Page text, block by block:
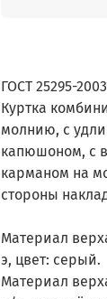
ГОСТ 25295-
Куртка
молнию, с
капюшоном, с
карманом на
стороны
Материал
э, цвет: серый.
Материал